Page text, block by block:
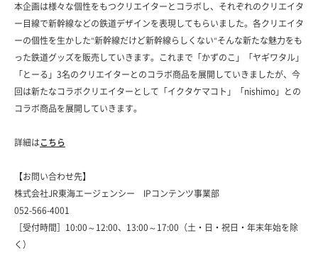
本企画は様々な個性をもつクリエイターとコラボし、それぞれのクリエイタ
ー目線で新幹線などの鉄道デザインを表現してもらいました。各クリエイタ
ーの個性を生かした"新幹線だけど新幹線らしくない"そんな新たな魅力をも
った鉄道グッズを販売していきます。これまで「かずのこ」「ヤギワタル」
「とーる」3名のクリエイターとのコラボ商品を展開していきましたが、今
回は新たなコラボクリエイターとして「イクタケマコト」「nishimo」との
コラボ商品を展開していきます。
詳細は こちら
【お問い合わせ先】
株式会社 JR東海エージェンシー IP コンテンツ事業部
052-566-4001
［受付時間］10:00～12:00、13:00～17:00（土・日・祝日・年末年始を除
く）